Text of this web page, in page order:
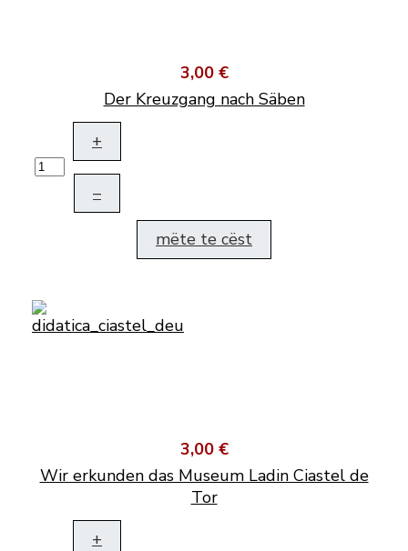
3,00 €
Der Kreuzgang nach Säben
+
–
mëte te cëst
3,00 €
Wir erkunden das Museum Ladin Ciastel de
Tor
+